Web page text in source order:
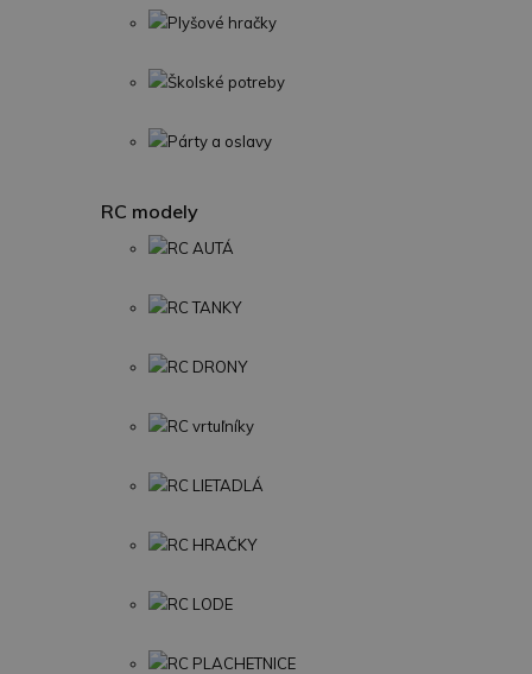
Plyšové hračky
Školské potreby
Párty a oslavy
RC modely
RC AUTÁ
RC TANKY
RC DRONY
RC vrtuľníky
RC LIETADLÁ
RC HRAČKY
RC LODE
RC PLACHETNICE